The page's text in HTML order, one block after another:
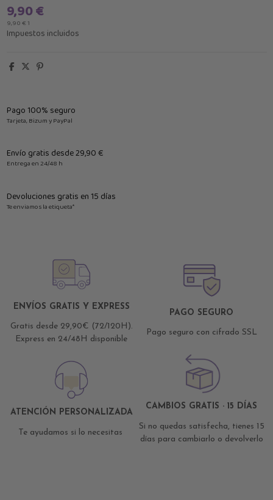
9,90 €
9,90 € 1
Impuestos incluidos
Pago 100% seguro
Tarjeta, Bizum y PayPal
Envío gratis desde 29,90 €
Entrega en 24/48 h
Devoluciones gratis en 15 días
Te enviamos la etiqueta*
ENVÍOS GRATIS Y EXPRESS
Gratis desde 29,90€ (72/120H).
Express en 24/48H disponible
PAGO SEGURO
Pago seguro con cifrado SSL
ATENCIÓN PERSONALIZADA
Te ayudamos si lo necesitas
CAMBIOS GRATIS · 15 DÍAS
Si no quedas satisfecha, tienes 15
días para cambiarlo o devolverlo